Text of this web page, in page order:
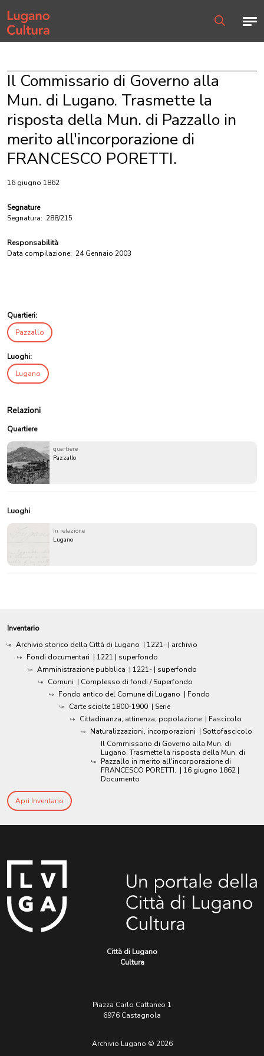
Home page
Il Commissario di Governo alla
Mun. di Lugano. Trasmette la
risposta della Mun. di Pazzallo in
merito all'incorporazione di
FRANCESCO PORETTI.
16 giugno 1862
Segnature
Segnatura: 288/215
Responsabilità
Data compilazione: 24 Gennaio 2003
Quartieri:
Pazzallo
Luoghi:
Lugano
Relazioni
Quartiere
quartiere
Pazzallo
Luoghi
in relazione
Lugano
Inventario
Archivio storico della Città di Lugano | 1221- | archivio
Fondi documentari | 1221 | superfondo
Amministrazione pubblica | 1221- | superfondo
Comuni | Complesso di fondi / Superfondo
Fondo antico del Comune di Lugano | Fondo
Carte sciolte 1800-1900 | Serie
Cittadinanza, attinenza, popolazione | Fascicolo
Naturalizzazioni, incorporazioni | Sottofascicolo
Il Commissario di Governo alla Mun. di
Lugano. Trasmette la risposta della Mun. di
Pazzallo in merito all'incorporazione di
FRANCESCO PORETTI. | 16 giugno 1862 |
Documento
Apri Inventario
Città di Lugano
Cultura
Piazza Carlo Cattaneo 1
6976 Castagnola
Archivio Lugano © 2026